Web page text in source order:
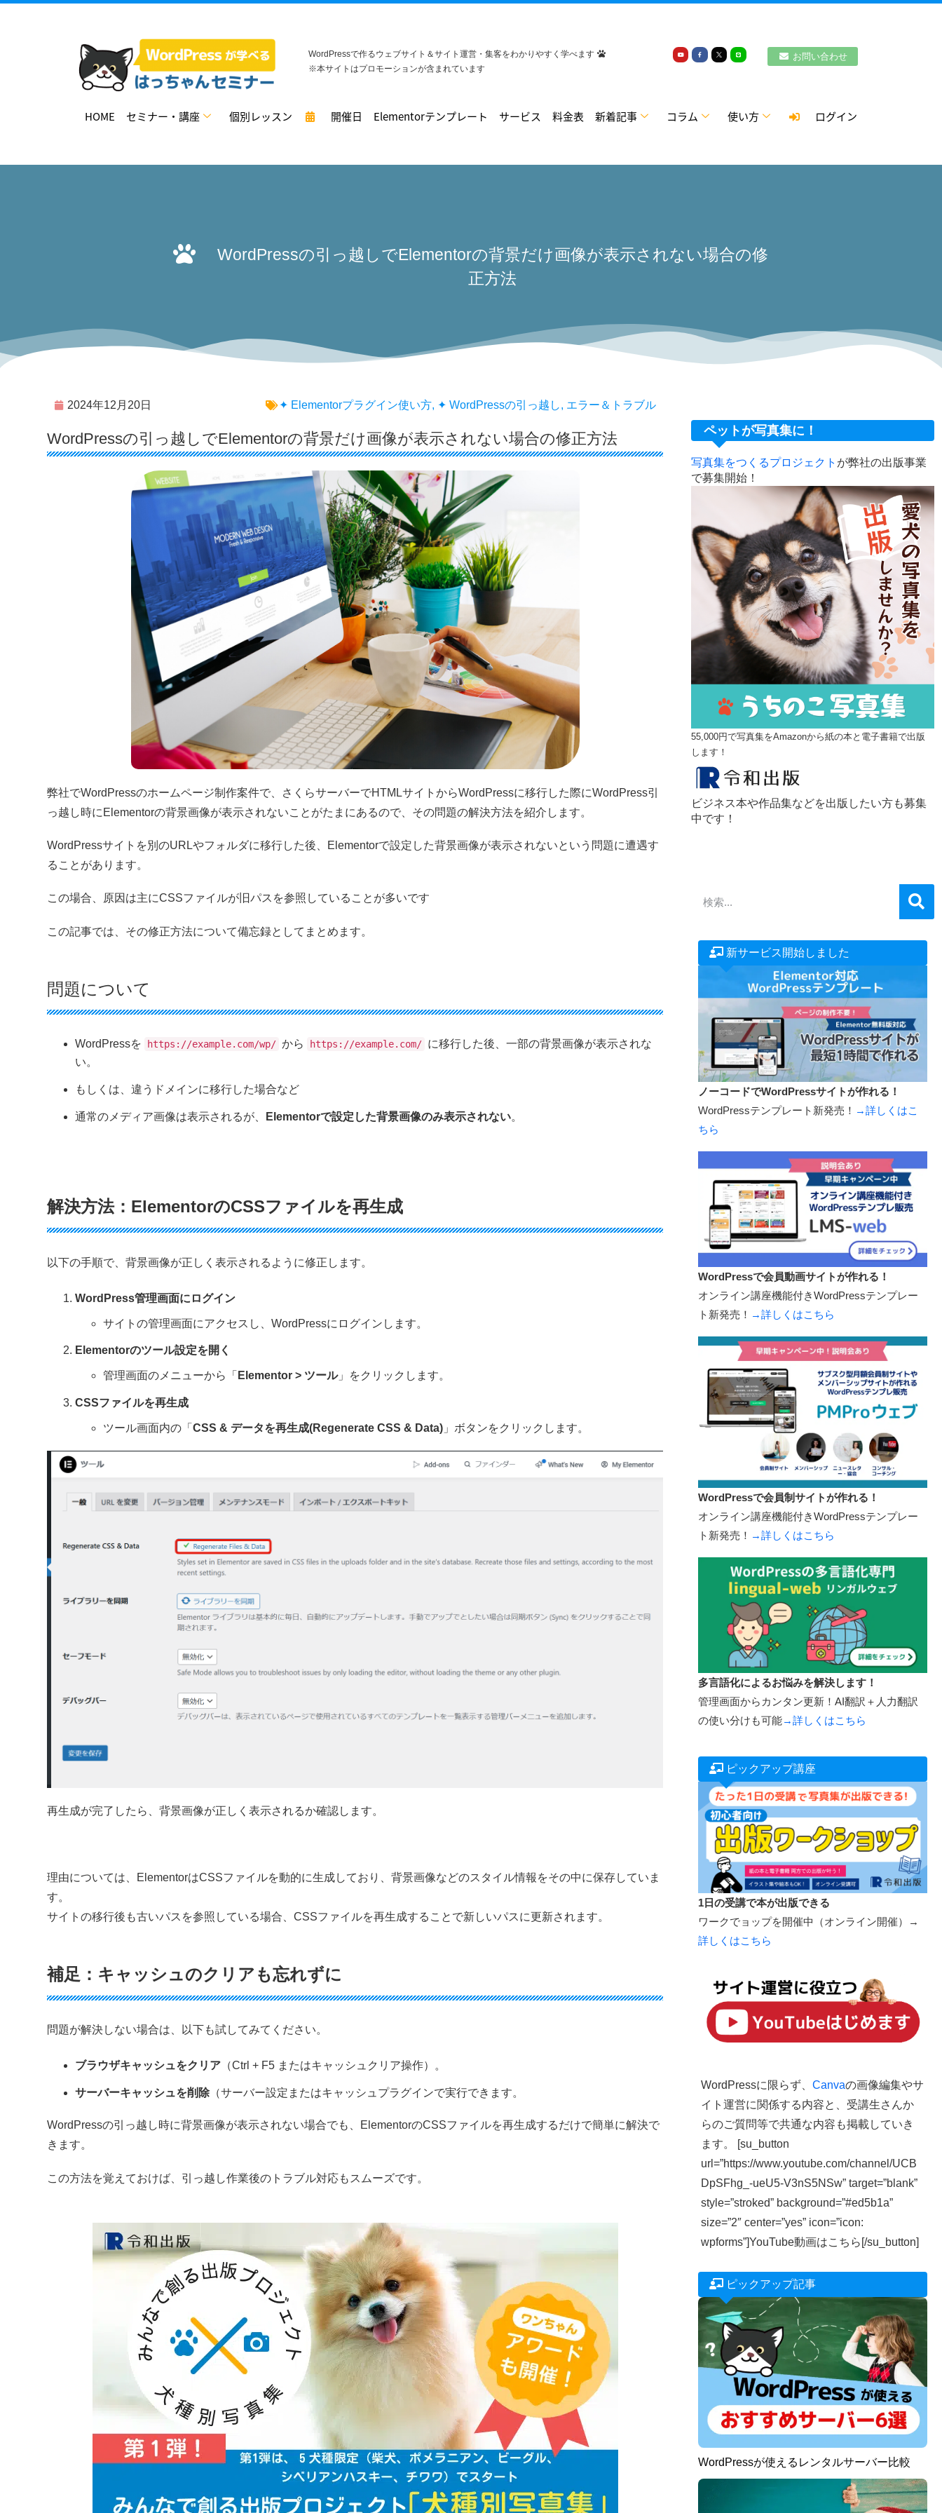
WordPressで作るウェブサイト＆サイト運営・集客をわかりやすく学べます
※本サイトはプロモーションが含まれています
お問い合わせ
HOME セミナー・講座 個別レッスン 開催日 Elementorテンプレート サービス 料金表 新着記事 コラム 使い方 ログイン
WordPressの引っ越しでElementorの背景だけ画像が表示されない場合の修
正方法
2024年12月20日 ✦ Elementorプラグイン使い方, ✦ WordPressの引っ越し, エラー＆トラブル
WordPressの引っ越しでElementorの背景だけ画像が表示されない場合の修正方法
弊社でWordPressのホームページ制作案件で、さくらサーバーでHTMLサイトからWordPressに移行した際にWordPress引
っ越し時にElementorの背景画像が表示されないことがたまにあるので、その問題の解決方法を紹介します。
WordPressサイトを別のURLやフォルダに移行した後、Elementorで設定した背景画像が表示されないという問題に遭遇す
ることがあります。
この場合、原因は主にCSSファイルが旧パスを参照していることが多いです
この記事では、その修正方法について備忘録としてまとめます。
問題について
WordPressを https://example.com/wp/ から https://example.com/ に移行した後、一部の背景画像が表示されな
い。
もしくは、違うドメインに移行した場合など
通常のメディア画像は表示されるが、 Elementorで設定した背景画像のみ表示されない。
解決方法：ElementorのCSSファイルを再生成
以下の手順で、背景画像が正しく表示されるように修正します。
WordPress管理画面にログイン
サイトの管理画面にアクセスし、WordPressにログインします。
Elementorのツール設定を開く
管理画面のメニューから「 Elementor > ツール」をクリックします。
CSSファイルを再生成
ツール画面内の「 CSS & データを再生成(Regenerate CSS & Data) 」ボタンをクリックします。
再生成が完了したら、背景画像が正しく表示されるか確認します。
理由については、ElementorはCSSファイルを動的に生成しており、背景画像などのスタイル情報をその中に保存していま
す。
サイトの移行後も古いパスを参照している場合、CSSファイルを再生成することで新しいパスに更新されます。
補足：キャッシュのクリアも忘れずに
問題が解決しない場合は、以下も試してみてください。
ブラウザキャッシュをクリア （Ctrl + F5 またはキャッシュクリア操作）。
サーバーキャッシュを削除（サーバー設定またはキャッシュプラグインで実行できます。
WordPressの引っ越し時に背景画像が表示されない場合でも、ElementorのCSSファイルを再生成するだけで簡単に解決で
きます。
この方法を覚えておけば、引っ越し作業後のトラブル対応もスムーズです。
ペットが写真集に！
写真集をつくるプロジェクト が弊社の出版事業
で募集開始！
55,000円で写真集をAmazonから紙の本と電子書籍で出版
します！
ビジネス本や作品集などを出版したい方も募集
中です！
新サービス開始しました
ノーコードでWordPressサイトが作れる！
WordPressテンプレート新発売！ →詳しくはこ
ちら
WordPressで会員動画サイトが作れる！
オンライン講座機能付きWordPressテンプレー
ト新発売！ →詳しくはこちら
WordPressで会員制サイトが作れる！
オンライン講座機能付きWordPressテンプレー
ト新発売！ →詳しくはこちら
多言語化によるお悩みを解決します！
管理画面からカンタン更新！AI翻訳＋人力翻訳
の使い分けも可能→詳しくはこちら
ピックアップ講座
1日の受講で本が出版できる
ワークでョップを開催中（オンライン開催）→
詳しくはこちら
WordPressに限らず、Canvaの画像編集やサ
イト運営に関係する内容と、受講生さんか
らのご質問等で共通な内容も掲載していき
ます。 [su_button
url=”https://www.youtube.com/channel/UCB
DpSFhg_-ueU5-V3nS5NSw” target=”blank”
style=”stroked” background=”#ed5b1a”
size=”2″ center=”yes” icon=”icon:
wpforms”]YouTube動画はこちら[/su_button]
ピックアップ記事
WordPressが使えるレンタルサーバー比較